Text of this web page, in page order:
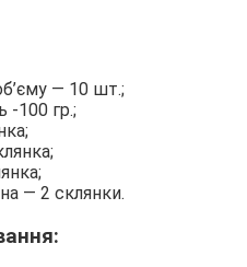
— 10 шт.;
-100 гр.;
— 2 склянки.